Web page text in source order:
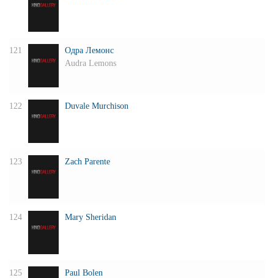
121
Одра Лемонс
Audra Lemons
122 Duvale Murchison
123 Zach Parente
124 Mary Sheridan
125 Paul Bolen